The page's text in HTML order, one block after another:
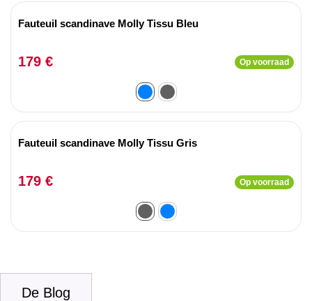
Fauteuil scandinave Molly Tissu Bleu
179 € Op voorraad
Fauteuil scandinave Molly Tissu Gris
179 € Op voorraad
De Blog